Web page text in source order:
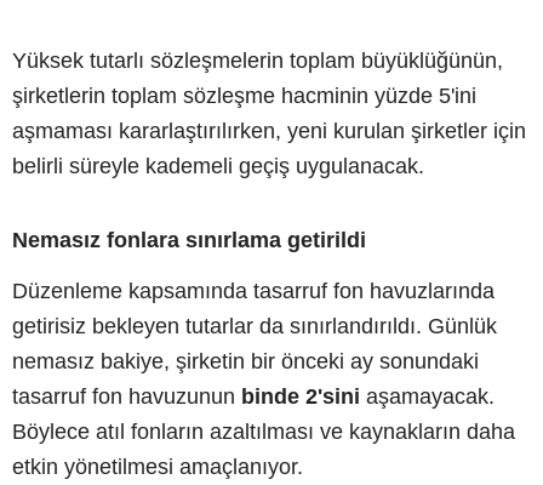
Yüksek tutarlı sözleşmelerin toplam büyüklüğünün,
şirketlerin toplam sözleşme hacminin yüzde 5'ini
aşmaması kararlaştırılırken, yeni kurulan şirketler için
belirli süreyle kademeli geçiş uygulanacak.
Nemasız fonlara sınırlama getirildi
Düzenleme kapsamında tasarruf fon havuzlarında
getirisiz bekleyen tutarlar da sınırlandırıldı. Günlük
nemasız bakiye, şirketin bir önceki ay sonundaki
tasarruf fon havuzunun binde 2'sini aşamayacak.
Böylece atıl fonların azaltılması ve kaynakların daha
etkin yönetilmesi amaçlanıyor.